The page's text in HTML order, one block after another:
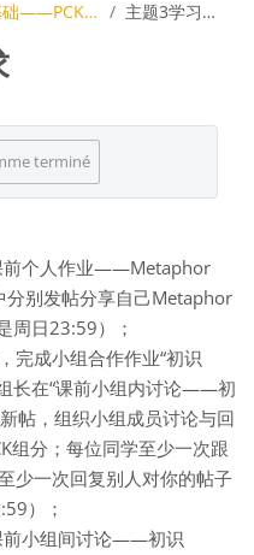
主题3：理论基础——PCK理论 主题3学习要求
terminé
前个人作业——Metaphor
分别发帖分享自己Metaphor
周日23:59）；
完成小组合作作业“初识
长在“课前小组内讨论——初
帖，组织小组成员讨论与回
组分；每位同学至少一次跟
少一次回复别人对你的帖子
）；
前小组间讨论——初识